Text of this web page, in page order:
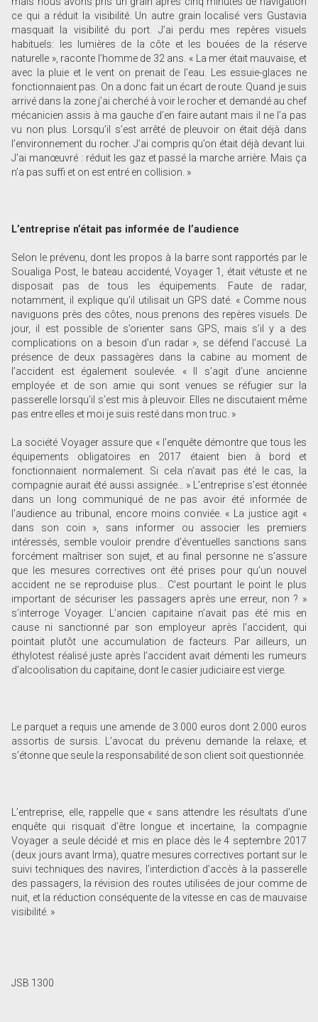
ce qui a réduit la visibilité. Un autre grain localisé vers Gustavia
masquait la visibilité du port. J’ai perdu mes repères visuels
habituels: les lumières de la côte et les bouées de la réserve
naturelle », raconte l’homme de 32 ans. « La mer était mauvaise, et
avec la pluie et le vent on prenait de l’eau. Les essuie-glaces ne
fonctionnaient pas. On a donc fait un écart de route. Quand je suis
arrivé dans la zone j’ai cherché à voir le rocher et demandé au chef
mécanicien assis à ma gauche d’en faire autant mais il ne l’a pas
vu non plus. Lorsqu’il s’est arrêté de pleuvoir on était déjà dans
l’environnement du rocher. J’ai compris qu’on était déjà devant lui.
J’ai manœuvré : réduit les gaz et passé la marche arrière. Mais ça
n’a pas suffi et on est entré en collision. »
L’entreprise n’était pas informée de l’audience
Selon le prévenu, dont les propos à la barre sont rapportés par le
Soualiga Post, le bateau accidenté, Voyager 1, était vétuste et ne
disposait pas de tous les équipements. Faute de radar,
notamment, il explique qu’il utilisait un GPS daté. « Comme nous
naviguons près des côtes, nous prenons des repères visuels. De
jour, il est possible de s’orienter sans GPS, mais s’il y a des
complications on a besoin d’un radar », se défend l’accusé. La
présence de deux passagères dans la cabine au moment de
l’accident est également soulevée. « Il s’agit d’une ancienne
employée et de son amie qui sont venues se réfugier sur la
passerelle lorsqu’il s’est mis à pleuvoir. Elles ne discutaient même
pas entre elles et moi je suis resté dans mon truc. »
La société Voyager assure que « l’enquête démontre que tous les
équipements obligatoires en 2017 étaient bien à bord et
fonctionnaient normalement. Si cela n’avait pas été le cas, la
compagnie aurait été aussi assignée… » L’entreprise s’est étonnée
dans un long communiqué de ne pas avoir été informée de
l’audience au tribunal, encore moins conviée. « La justice agit «
dans son coin », sans informer ou associer les premiers
intéressés, semble vouloir prendre d’éventuelles sanctions sans
forcément maîtriser son sujet, et au final personne ne s’assure
que les mesures correctives ont été prises pour qu’un nouvel
accident ne se reproduise plus... C’est pourtant le point le plus
important de sécuriser les passagers après une erreur, non ? »
s’interroge Voyager. L’ancien capitaine n’avait pas été mis en
cause ni sanctionné par son employeur après l’accident, qui
pointait plutôt une accumulation de facteurs. Par ailleurs, un
éthylotest réalisé juste après l’accident avait démenti les rumeurs
d’alcoolisation du capitaine, dont le casier judiciaire est vierge.
Le parquet a requis une amende de 3.000 euros dont 2.000 euros
assortis de sursis. L’avocat du prévenu demande la relaxe, et
s’étonne que seule la responsabilité de son client soit questionnée.
L’entreprise, elle, rappelle que « sans attendre les résultats d’une
enquête qui risquait d’être longue et incertaine, la compagnie
Voyager a seule décidé et mis en place dès le 4 septembre 2017
(deux jours avant Irma), quatre mesures correctives portant sur le
suivi techniques des navires, l’interdiction d’accès à la passerelle
des passagers, la révision des routes utilisées de jour comme de
nuit, et la réduction conséquente de la vitesse en cas de mauvaise
visibilité. »
JSB 1300